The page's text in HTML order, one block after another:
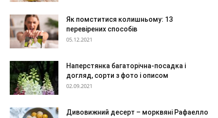
Як помститися колишньому: 13
перевірених способів
05.12.2021
Наперстянка багаторічна-посадка і
догляд, сорти з фото і описом
02.09.2021
Дивовижний десерт – морквяні Рафаелло